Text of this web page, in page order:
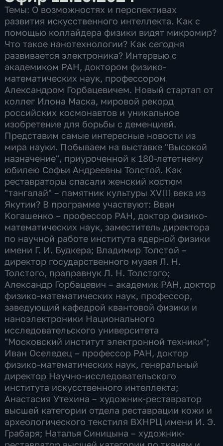
Темы: О возможностях и перспективах
развития искусственного интеллекта. Как с
помощью коллайдера физики видят микромир?
Что такое нанотехнологии? Как сегодня
развивается электроника? Интервью с
академиком РАН, доктором физико-
математических наук, профессором
Александром Горбацевичем. Новый стартап от
коллег Илона Маска, мировой рекорд
российских космонавтов и уникальное
изобретение для борьбы с деменцией.
Представим самые интересные новости из
мира науки. Побываем на выставке "Высокой
назначение", приуроченной к 180-лететнему
юбилею Софьи Андреевны Толстой. Как
реставраторы спасали женский костюм
"тангалай" – памятник культуры XVIII века из
Якутии? В программе участвуют: Bван
Kогашенко – профессор РАН, доктор физико-
математических наук, заместитель директора
по научной работе института ядерной физики
имени Г. И. Будкера; Владимир Толстой –
директор государственного музея Л. Н.
Толстого, праправнук Л. Н. Толстого;
Александр Горбацевич – академик РАН, доктор
физико-математических наук, профессор,
заведующий кафедрой квантовой физики и
наноэлектроники Национального
исследовательского университета
"Московский институт электронной техники";
Иван Оселедец – профессор РАН, доктор
физико-математических наук, генеральный
директор Научно-исследовательского
института искусственного интеллекта;
Анастасия Утехина – художник-реставратор
высшей категории отдела реставрации кожи и
археологического текстиля ВХНРЦ имени И. Э.
Грабаря; Наталья Синицына – художник-